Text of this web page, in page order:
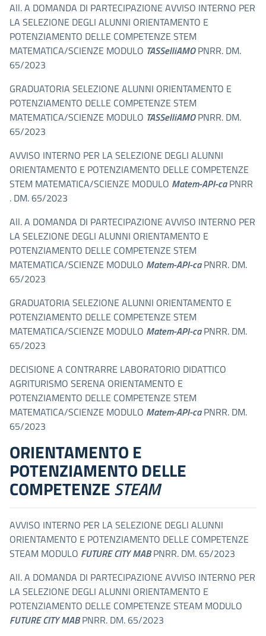
All. A DOMANDA DI PARTECIPAZIONE AVVISO INTERNO PER
LA SELEZIONE DEGLI ALUNNI ORIENTAMENTO E
POTENZIAMENTO DELLE COMPETENZE STEM
MATEMATICA/SCIENZE MODULO TASSelliAMOPNRR. DM.
65/2023
GRADUATORIA SELEZIONE ALUNNI ORIENTAMENTO E
POTENZIAMENTO DELLE COMPETENZE STEM
MATEMATICA/SCIENZE MODULO TASSelliAMOPNRR. DM.
65/2023
AVVISO INTERNO PER LA SELEZIONE DEGLI ALUNNI
ORIENTAMENTO E POTENZIAMENTO DELLE COMPETENZE
STEM MATEMATICA/SCIENZE MODULO Matem-API-caPNRR
. DM. 65/2023
All. A DOMANDA DI PARTECIPAZIONE AVVISO INTERNO PER
LA SELEZIONE DEGLI ALUNNI ORIENTAMENTO E
POTENZIAMENTO DELLE COMPETENZE STEM
MATEMATICA/SCIENZE MODULO Matem-API-caPNRR. DM.
65/2023
GRADUATORIA SELEZIONE ALUNNI ORIENTAMENTO E
POTENZIAMENTO DELLE COMPETENZE STEM
MATEMATICA/SCIENZE MODULO Matem-API-caPNRR. DM.
65/2023
DECISIONE A CONTRARRE LABORATORIO DIDATTICO
AGRITURISMO SERENA ORIENTAMENTO E
POTENZIAMENTO DELLE COMPETENZE STEM
MATEMATICA/SCIENZE MODULO Matem-API-caPNRR. DM.
65/2023
ORIENTAMENTO E
POTENZIAMENTO DELLE
COMPETENZESTEAM
AVVISO INTERNO PER LA SELEZIONE DEGLI ALUNNI
ORIENTAMENTO E POTENZIAMENTO DELLE COMPETENZE
STEAM MODULO FUTURE CITY MABPNRR. DM. 65/2023
All. A DOMANDA DI PARTECIPAZIONE AVVISO INTERNO PER
LA SELEZIONE DEGLI ALUNNI ORIENTAMENTO E
POTENZIAMENTO DELLE COMPETENZE STEAM MODULO
FUTURE CITY MABPNRR. DM. 65/2023